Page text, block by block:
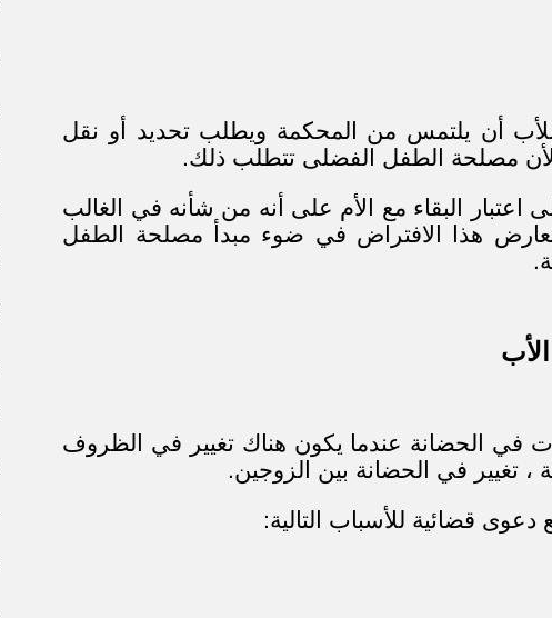
أن يلتمس من المحكمة ويطلب تحديد أو نقل
لأن مصلحة الطفل الفضلى تتطلب ذلك.
اعتبار البقاء مع الأم على أنه من شأنه في الغالب
هذا الافتراض في ضوء مبدأ مصلحة الطفل
في الحضانة عندما يكون هناك تغيير في الظروف
تغيير في الحضانة بين الزوجين.
قضائية للأسباب التالية: